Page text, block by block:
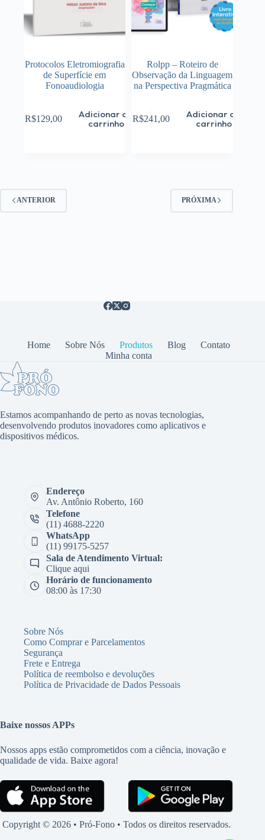
Protocolos Eletromiografia
de Superfície em
Fonoaudiologia
R$129,00
Adicionar ao
carrinho
Rolpp – Roteiro de
Observação da Linguagem
na Perspectiva Pragmática
R$241,00
Adicionar ao
carrinho
ANTERIOR PRÓXIMA
Home Sobre Nós Produtos Blog
Contato
Minha conta
Estamos acompanhando de perto as novas tecnologias,
desenvolvendo produtos inovadores como aplicativos e
dispositivos médicos.
Endereço
Av. Antônio Roberto, 160
Telefone
(11) 4688-2220
WhatsApp
(11) 99175-5257
Sala de Atendimento Virtual:
Clique aqui
Horário de funcionamento
08:00 às 17:30
Sobre Nós
Como Comprar e Parcelamentos
Segurança
Frete e Entrega
Política de reembolso e devoluções
Política de Privacidade de Dados Pessoais
Baixe nossos APPs
Nossos apps estão comprometidos com a ciência, inovação e
qualidade de vida. Baixe agora!
Copyright © 2026 • Pró-Fono • Todos os direitos reservados.